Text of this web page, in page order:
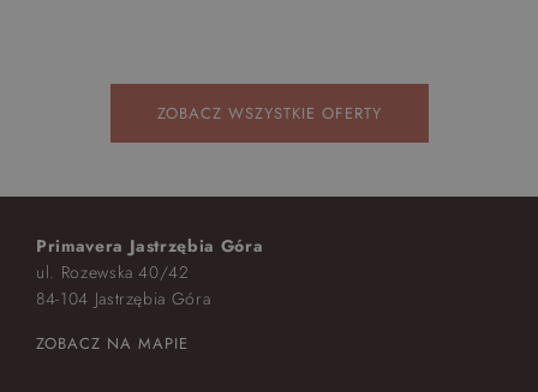
ZOBACZ WSZYSTKIE OFERTY
Primavera Jastrzębia Góra
ul. Rozewska 40/42
84-104 Jastrzębia Góra
ZOBACZ NA MAPIE